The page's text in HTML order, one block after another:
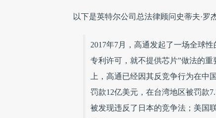
以下是英特尔公司总法律顾问史蒂夫·罗
2017年7月，高通发起了一场全球
专利许可，就不提供芯片”做法的
上，高通已经因其反竞争行为在中
罚款12亿美元，在台湾地区被罚款
被发现违反了日本的竞争法；美国